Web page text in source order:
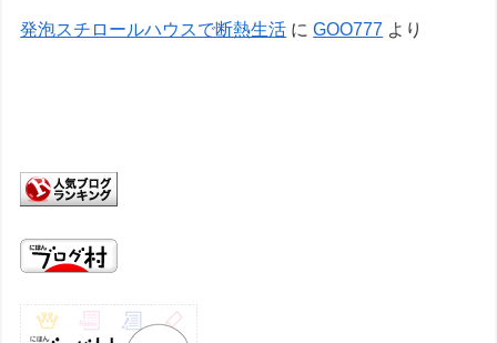
発泡スチロールハウスで断熱生活 にGOO777 より